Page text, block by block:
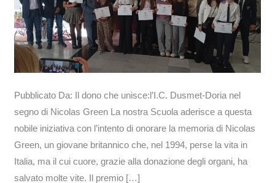
Pubblicato Da: Il dono che unisce:l’I.C. Dusmet-Doria nel
segno di Nicolas Green La nostra Scuola aderisce a questa
nobile iniziativa con l’intento di onorare la memoria di Nicolas
Green, un giovane britannico che, nel 1994, perse la vita in
Italia, ma il cui cuore, grazie alla donazione degli organi, ha
salvato molte vite. Il premio […]
Green